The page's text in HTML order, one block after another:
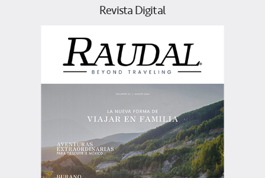
Revista Digital